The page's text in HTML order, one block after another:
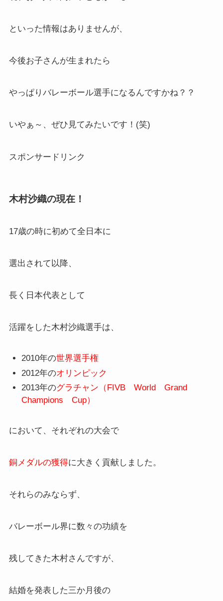
といった情報はありませんが、
今後お子さんが生まれたら
やっぱりバレーボール選手になるんですかね？？
いやぁ～、ぜひ見てみたいです！(笑)
スポンサードリンク
木村沙織の現在！
17歳の時に初めて全日本に
選出されて以降、
長く日本代表として
活躍をした木村沙織選手は、
2010年の世界選手権
2012年のオリンピック
2013年のグラチャン（FIVB World Grand
Champions Cup）
において、それぞれの大会で
銅メダルの獲得に大きく貢献しました。
それらのみならず、
バレーボール界に数々の功績を
残してきた木村さんですが、
結婚を発表した三か月後の